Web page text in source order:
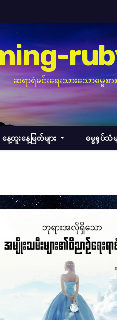
ဆရာရဲမင်းရေးသားသောဓမ္မစာစု
နေ့ထူးနေ့မြတ်များ ဓမ္မရုပ်သံမ